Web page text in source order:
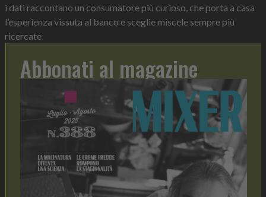
i dati raccontano un consumatore più curioso, che porta a casa
l’esperienza vissuta al banco e sceglie miscele sempre più
ricercate
Abbonati al magazine